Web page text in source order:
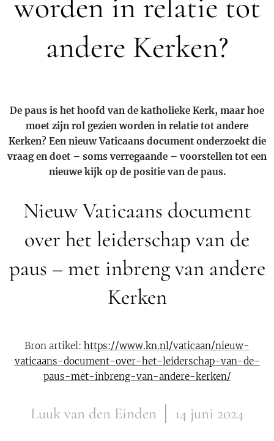
andere Kerken?
De paus is het hoofd van de katholieke Kerk, maar hoe
moet zijn rol gezien worden in relatie tot andere
Kerken? Een nieuw Vaticaans document onderzoekt die
vraag en doet – soms verregaande – voorstellen tot een
nieuwe kijk op de positie van de paus.
Nieuw Vaticaans document
over het leiderschap van de
paus – met inbreng van andere
Kerken
Bron artikel: https://www.kn.nl/vaticaan/nieuw-
vaticaans-document-over-het-leiderschap-van-de-
paus-met-inbreng-van-andere-kerken/
Luuk van den Einden │ 14 juni 2024